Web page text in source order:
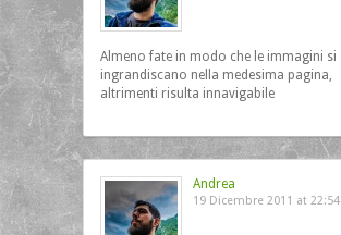
Almeno fate in modo che le immagini si
ingrandiscano nella medesima pagina,
altrimenti risulta innavigabile
Andrea
19 Dicembre 2011 at 22:54